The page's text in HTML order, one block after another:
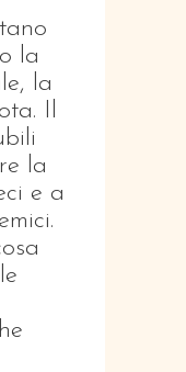
la
la
Il
la
e a